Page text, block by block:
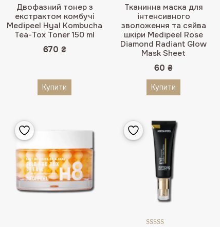
Двофазний тонер з
екстрактом комбучі
Medipeel Hyal Kombucha
Tea-Tox Toner 150 ml
670 ₴
Купити
Тканинна маска для
інтенсивного
зволоження та сяйва
шкіри Medipeel Rose
Diamond Radiant Glow
Mask Sheet
60₴
Купити